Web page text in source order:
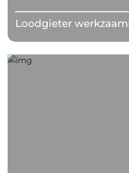
Loodgieter